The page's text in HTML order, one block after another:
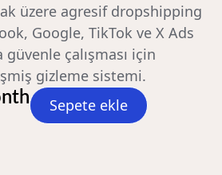
üzere agresif dropshipping
Google, TikTok ve X Ads
çalışması için
gizleme sistemi.
Sepete ekle